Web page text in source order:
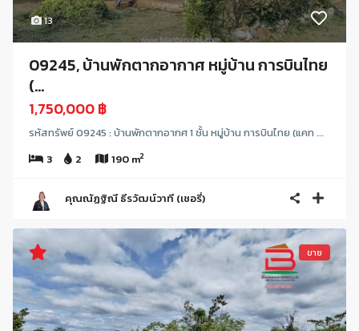
13
09245, บ้านพักตากอากาศ หมู่บ้าน การบินไทย
(...
1,750,000 ฿
รหัสทรัพย์ 09245 : บ้านพักตากอากศ 1 ชั้น หมู่บ้าน การบินไทย (แคท ...
3
2 190 m2
คุณณัฏฐิณี ธีรวัฒน์วาที (เชอรี่)
ขาย